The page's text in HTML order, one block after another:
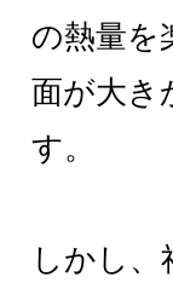
の熱量を
面が大き
す。
しかし、